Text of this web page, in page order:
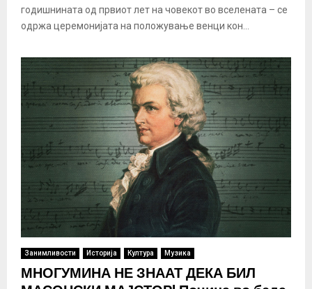
годишнината од првиот лет на човекот во вселената – се
одржа церемонијата на положување венци кон...
Занимливости Историја Култура Музика
МНОГУМИНА НЕ ЗНААТ ДЕКА БИЛ